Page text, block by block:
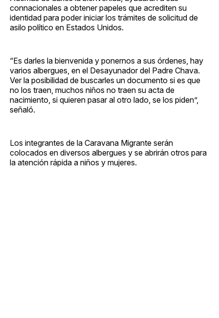
connacionales a obtener papeles que acrediten su
identidad para poder iniciar los trámites de solicitud de
asilo político en Estados Unidos.
“Es darles la bienvenida y ponernos a sus órdenes, hay
varios albergues, en el Desayunador del Padre Chava.
Ver la posibilidad de buscarles un documento si es que
no los traen, muchos niños no traen su acta de
nacimiento, si quieren pasar al otro lado, se los piden”,
señaló.
Los integrantes de la Caravana Migrante serán
colocados en diversos albergues y se abrirán otros para
la atención rápida a niños y mujeres.